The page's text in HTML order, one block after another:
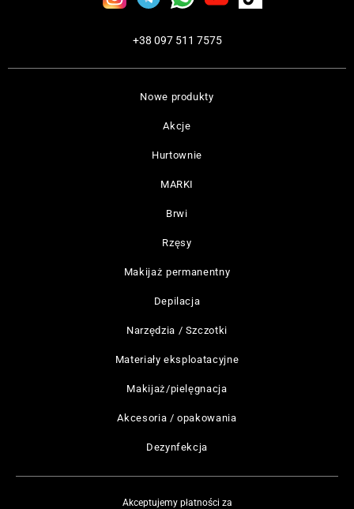
Nowe produkty
Akcje
Hurtownie
MARKI
Brwi
Rzęsy
Makijaż permanentny
Depilacja
Narzędzia / Szczotki
Materiały eksploatacyjne
Makijaż/pielęgnacja
Akcesoria / opakowania
Dezynfekcja
+38 097 511 7575
Akceptujemy płatności za